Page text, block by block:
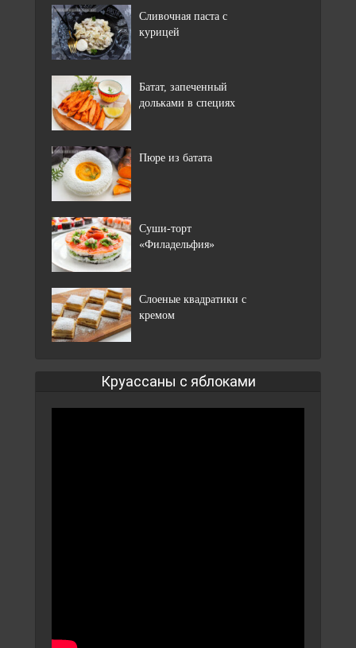
Сливочная паста с
курицей
Батат, запеченный
дольками в специях
Пюре из батата
Суши-торт
«Филадельфия»
Слоеные квадратики с
кремом
Круассаны с яблоками